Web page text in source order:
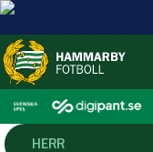
HERR